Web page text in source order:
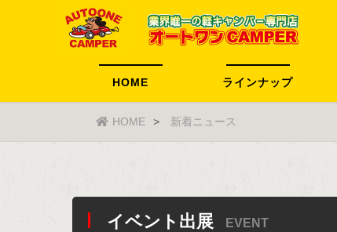
HOME ラインナップ
HOME 新着ニュース
イベント出展 EVENT